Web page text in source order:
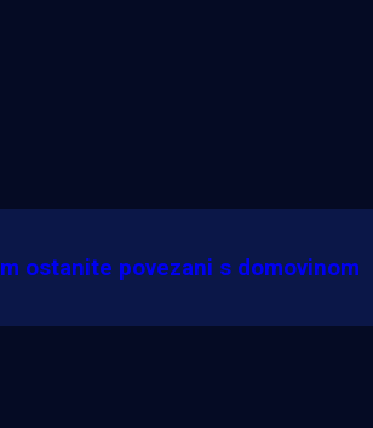
ostanite povezani s domovinom